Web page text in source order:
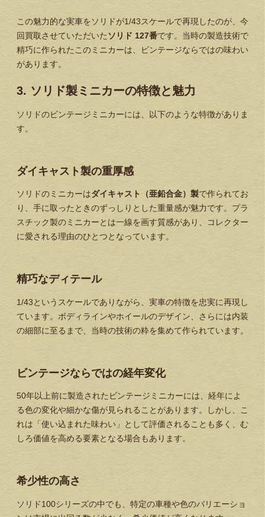
この魅力的な実車をソリドが1/43スケールで再現したのが、今
回買取させていただいた ソリド 127番です。当時の製造技術で
精巧に作られたこのミニカーは、ビンテージならではの味わい
があります。
3. ソリド製ミニカーの特徴と魅力
ソリドのビンテージミニカーには、以下のような特徴がありま
す。
ダイキャスト製の重厚感
ソリドのミニカーはダイキャスト（亜鉛合金）製で作られてお
り、手に取ったときのずっしりとした重量感が魅力です。プラ
スチック製のミニカーとは一線を画す質感があり、コレクター
に愛される理由のひとつとなっています。
精巧なディテール
1/43というスケールでありながら、実車の特徴を忠実に再現し
ています。ボディラインやホイールのデザイン、さらには内装
の細部に至るまで、当時の技術の粋を集めて作られています。
ビンテージならではの経年変化
50年以上前に製造されたビンテージミニカーには、経年によ
る色の変化や細かな傷が見られることがあります。しかし、こ
れは「使い込まれた味わい」として評価されることも多く、む
しろ価値を高める要素となる場合もあります。
希少性の高さ
ソリド100シリーズの中でも、特定の車種や色のバリエーショ